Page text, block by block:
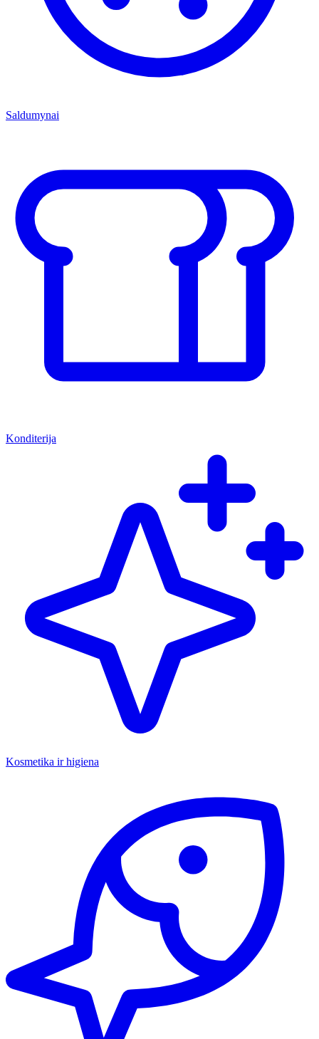
Saldumynai
Konditerija
Kosmetika ir higiena